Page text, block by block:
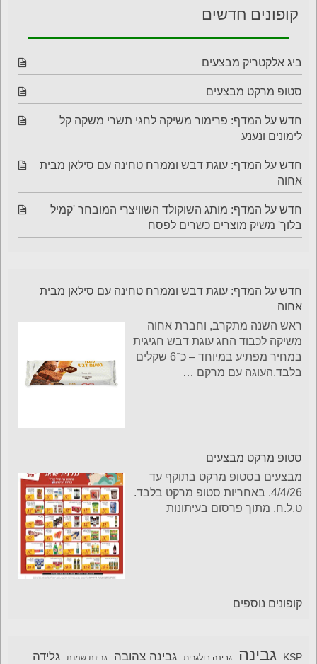
קופונים חדשים
ביג אלקטריק מבצעים
סטופ מרקט מבצעים
חדש על המדף: פרימור משיקה לחגי תשרי משקה קל
לימונים ונענע
חדש על המדף: עוגת דבש וממרח טחינה עם סילאן מבית
אחוה
חדש על המדף: מותג השוקולד השוויצרי המובחר 'קמיל
בלוך' משיק מוצרים כשרים לפסח
חדש על המדף: עוגת דבש וממרח טחינה עם סילאן מבית
אחוה
ראש השנה מתקרב, וחברת אחוה
משיקה לכבוד החג עוגת דבש חגיגית
במחיר מפתיע במיוחד – כ־6 שקלים
בלבד.העוגה עם מרקם …
סטופ מרקט מבצעים
מבצעים בסטופ מרקט בתוקף עד
4/4/26. באחריות סטופ מרקט בלבד.
ט.ל.ח. מתוך פרסום בעיתונות
קופונים נוספים
KSP גבינה גבינה בולגרית גבינה צהובה גבינת שמנת גלידה